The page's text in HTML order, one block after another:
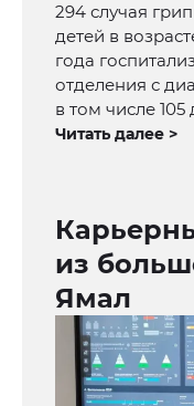
294 случая
детей в
года
отделения с
в том числе 105
Читать далее >
из
Ямал